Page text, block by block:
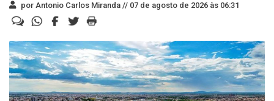
por Antonio Carlos Miranda // 07 de agosto de 2026 às 06:31